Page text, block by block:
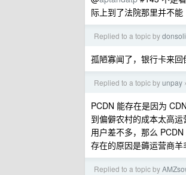
际上到了法院那里并不能
Replied to a topic by
孤陋寡闻了，银行卡来回
Replied to a topic byunpay ›
PCDN 能存在是因为
到偏僻农村的成本太高
用户差不多，那么
存在的原因是薅运营商羊
Replied to a topic by